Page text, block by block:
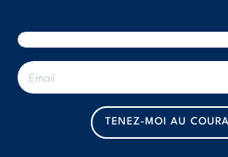
E
-
m
TENEZ-MOI AU